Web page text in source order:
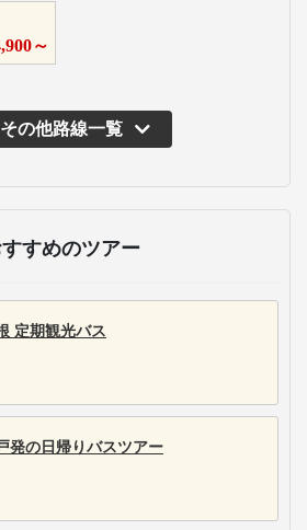
～
その他路線一覧
すめのツアー
定期観光バス
発の日帰りバスツアー